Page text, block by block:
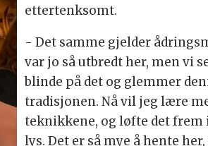
ettertenksomt.
- Det samme gjelder
var jo så utbredt her, men vi
blinde på det og glemmer
tradisjonen. Nå vil jeg lære
teknikkene, og løfte det frem
lys. Det er så mye å hente